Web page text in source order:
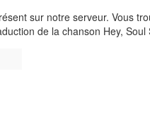
sur notre serveur. Vous
de la chanson Hey, Soul